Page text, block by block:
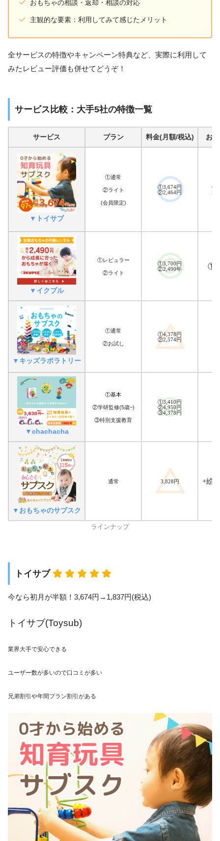
おもちゃの相談・返却・相談の対応
主観的な要素：利用してみて感じたメリット
全サービスの特徴やキャンペーン特典など、実際に利用して
みたレビュー評価も併せてどうぞ！
サービス比較：大手5社の特徴一覧
サービス プラン 料金(月額/税込) お
▼トイサブ
①通常
②ライト
(会員限定)
①3,674円
②2,464円
6
5
▼イクプル
①レビュラー
②ライト
①3,700円
②2,490年
①6
▼キッズラボラトリー
①通常
②お試し
①4,378円
②2,574円
▼chachacha
①基本
②学研監修(5歳~)
③特別支援教育
①3,410円
②4,950円
③4,378円
▼おもちゃのサブスク
通常 3,828円
+絵
ラインナップ
トイサブ
今なら初月が半額！3,674円→1,837円(税込)
トイサブ(Toysub)
業界大手で安心できる
ユーザー数が多いので口コミが多い
兄弟割引や年間プラン割引がある